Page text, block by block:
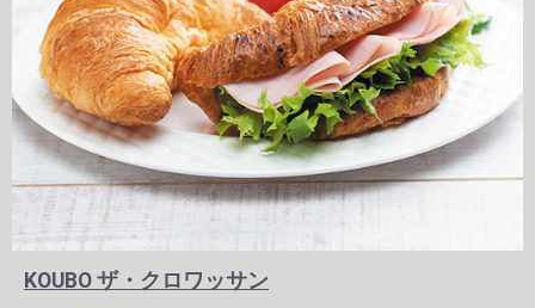
KOUBO ザ・クロワッサン